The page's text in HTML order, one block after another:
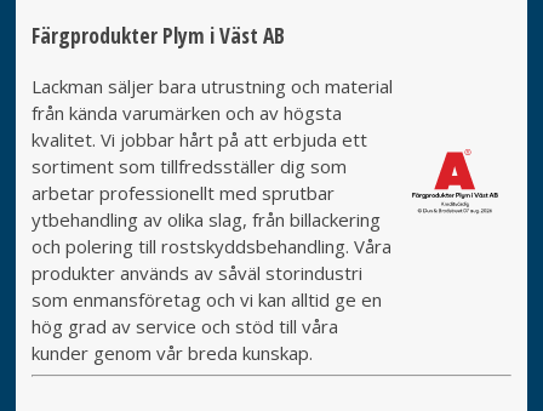
Färgprodukter Plym i Väst AB
Lackman säljer bara utrustning och material
från kända varumärken och av högsta
kvalitet. Vi jobbar hårt på att erbjuda ett
sortiment som tillfredsställer dig som
arbetar professionellt med sprutbar
ytbehandling av olika slag, från billackering
och polering till rostskyddsbehandling. Våra
produkter används av såväl storindustri
som enmansföretag och vi kan alltid ge en
hög grad av service och stöd till våra
kunder genom vår breda kunskap.